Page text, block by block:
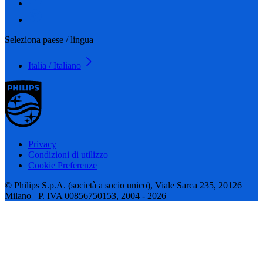
Seleziona paese / lingua
Italia / Italiano
Privacy
Condizioni di utilizzo
Cookie Preferenze
© Philips S.p.A. (società a socio unico), Viale Sarca 235, 20126
Milano– P. IVA 00856750153, 2004 - 2026